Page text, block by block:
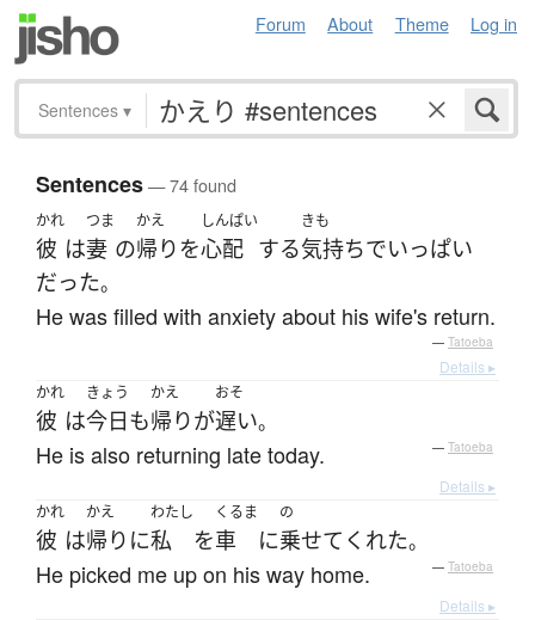
Forum About Theme Log in
Sentences ▾
Sentences— 74 found
かれ
彼 は
つま
妻 の
かえ
帰り を
しんぱい
心配 する
きも
気持ちでいっぱい
だった。
He was filled with anxiety about his wife's return.
— Tatoeba
Details ▸
かれ
彼 は
きょう
今日も
かえ
帰りが
おそ
遅い。
He is also returning late today. — Tatoeba
Details ▸
かれ
彼 は
かえ
帰り に
わたし
私 を
くるま
車 に
の
乗せて くれた。
He picked me up on his way home. — Tatoeba
Details ▸